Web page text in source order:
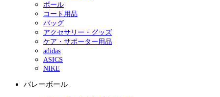
ボール
コート用品
バッグ
アクセサリー・グッズ
ケア・サポーター用品
adidas
ASICS
NIKE
バレーボール